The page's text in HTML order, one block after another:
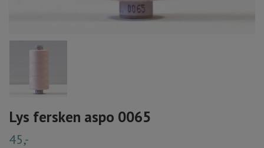
Lys fersken aspo 0065
45,-